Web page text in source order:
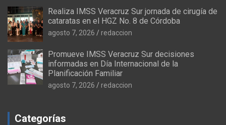
Realiza IMSS Veracruz Sur jornada de cirugía de
cataratas en el HGZ No. 8 de Córdoba
agosto 7, 2026 redaccion
Promueve IMSS Veracruz Sur decisiones
informadas en Día Internacional de la
Planificación Familiar
agosto 7, 2026 redaccion
Categorías